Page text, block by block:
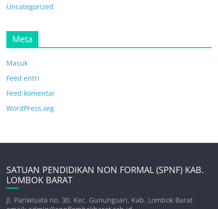
Uncategorized
Meta
Masuk
Feed entri
Feed komentar
WordPress.org
SATUAN PENDIDIKAN NON FORMAL (SPNF) KAB.
LOMBOK BARAT
Jl. Pariwisata no. 30, Kec. Gunungsari, Kab. Lombok Barat